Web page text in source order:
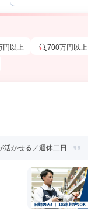
円以上 700万円以上
活かせる／週休二日...